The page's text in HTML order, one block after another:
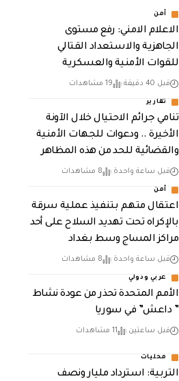
أمن
الاعلام الامني: رفع مستوى
الجاهزية والاستعداد القتالي
للقوات الأمنية والعسكرية
قبل 40 دقيقة 19 مشاهدات
تقارير
تنامي جرائم الاحتيال خلال الآونة
الأخيرة .. ودعوات للجهات الأمنية
والقضائية للحد من هذه المظاهر
قبل ساعة واحدة 8 مشاهدات
أمن
اعتقال متهم بتنفيذ عملية سرقة
بالإكراه تحت تهديد السلاح على أحد
مراكز المساج وسط بغداد
قبل ساعة واحدة 8 مشاهدات
عربي ودولي
الأمم المتحدة تحذر من عودة نشاط
” داعش” في سوريا
قبل ساعتين 11 مشاهدات
محليات
التربية: استرداد مليار ونصف